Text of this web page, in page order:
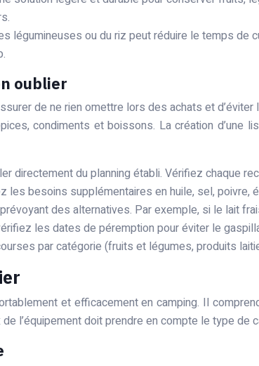
légumineuses ou du riz peut réduire le temps de
oublier
de ne rien omettre lors des achats et
condiments et boissons. La création
directement du planning établi. Vérifiez chaque
les besoins supplémentaires en huile, sel,
des alternatives. Par exemple, si le lait
les dates de péremption pour éviter le
par catégorie (fruits et légumes, produits
et efficacement en camping. Il
l’équipement doit prendre en compte le type